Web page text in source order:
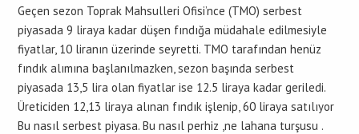
Geçen sezon Toprak Mahsulleri Ofisi’nce (TMO) serbest
piyasada 9 liraya kadar düşen fındığa müdahale edilmesiyle
fiyatlar, 10 liranın üzerinde seyretti. TMO tarafından henüz
fındık alımına başlanılmazken, sezon başında serbest
piyasada 13,5 lira olan fiyatlar ise 12.5 liraya kadar geriledi.
Üreticiden 12,13 liraya alınan fındık işlenip, 60 liraya satılıyor
Bu nasıl serbest piyasa. Bu nasıl perhiz ,ne lahana turşusu .